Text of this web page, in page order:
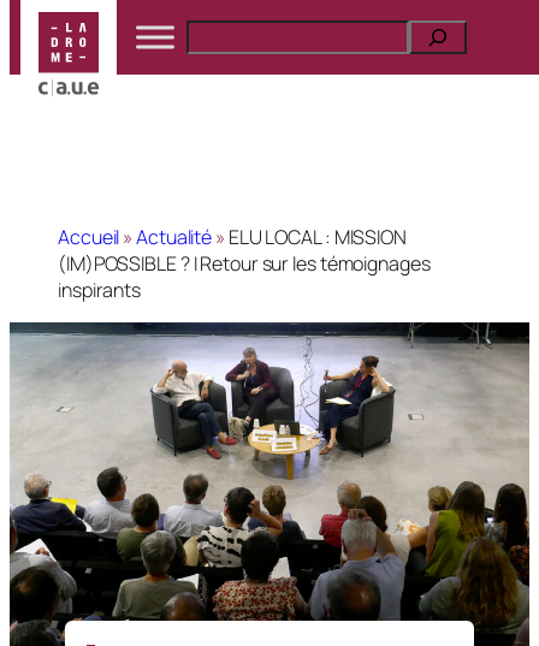
Accueil»Actualité» ELU LOCAL : MISSION
(IM)POSSIBLE ? I Retour sur les témoignages
inspirants